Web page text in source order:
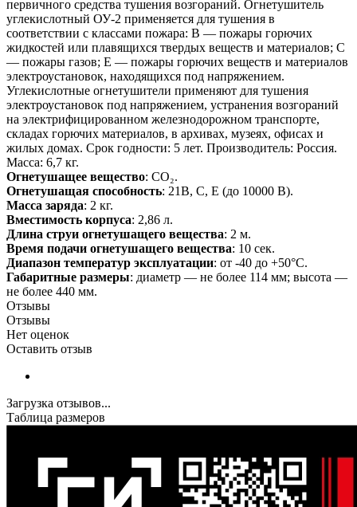
первичного средства тушения возгораний. Огнетушитель
углекислотный ОУ-2 применяется для тушения в
соответствии с классами пожара: В — пожары горючих
жидкостей или плавящихся твердых веществ и материалов; С
— пожары газов; Е — пожары горючих веществ и материалов
электроустановок, находящихся под напряжением.
Углекислотные огнетушители применяют для тушения
электроустановок под напряжением, устранения возгораний
на электрифицированном железнодорожном транспорте,
складах горючих материалов, в архивах, музеях, офисах и
жилых домах. Срок годности: 5 лет. Производитель: Россия.
Масса: 6,7 кг.
Огнетушащее вещество: CO₂.
Огнетушащая способность: 21В, С, Е (до 10000 В).
Масса заряда: 2 кг.
Вместимость корпуса: 2,86 л.
Длина струи огнетушащего вещества: 2 м.
Время подачи огнетушащего вещества: 10 сек.
Диапазон температур эксплуатации: от -40 до +50°С.
Габаритные размеры: диаметр — не более 114 мм; высота —
не более 440 мм.
Отзывы
Отзывы
Нет оценок
Оставить отзыв
Загрузка отзывов...
Таблица размеров